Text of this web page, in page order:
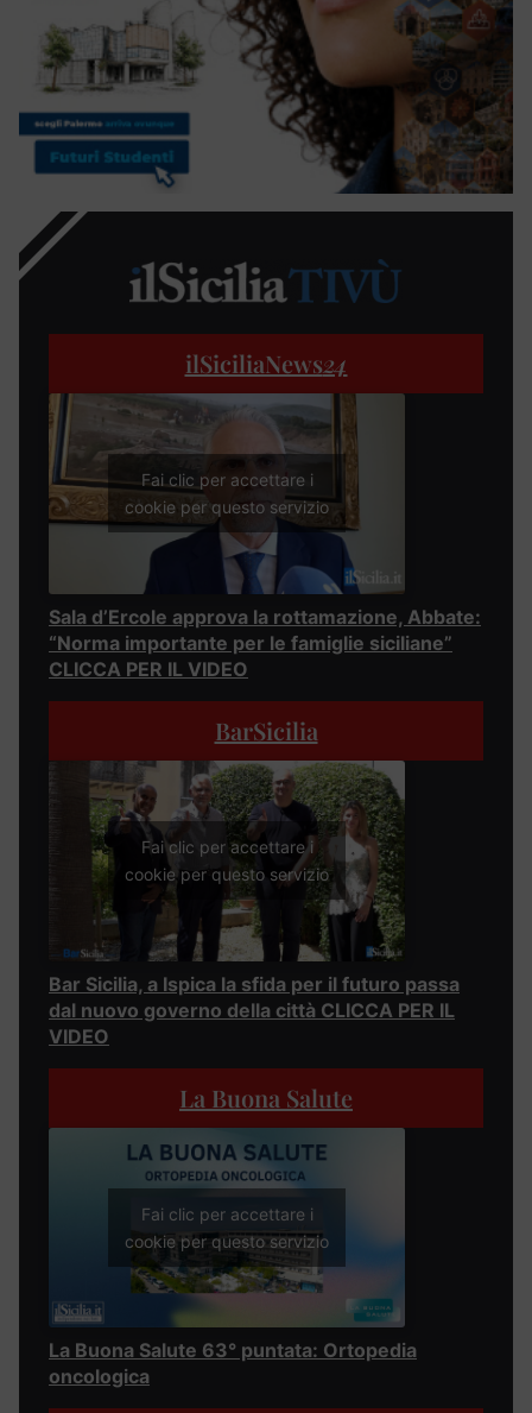
ilSiciliaNews24
Fai clic per accettare i
cookie per questo servizio
Sala d’Ercole approva la rottamazione, Abbate:
“Norma importante per le famiglie siciliane”
CLICCA PER IL VIDEO
BarSicilia
Fai clic per accettare i
cookie per questo servizio
Bar Sicilia, a Ispica la sfida per il futuro passa
dal nuovo governo della città CLICCA PER IL
VIDEO
La Buona Salute
Fai clic per accettare i
cookie per questo servizio
La Buona Salute 63° puntata: Ortopedia
oncologica